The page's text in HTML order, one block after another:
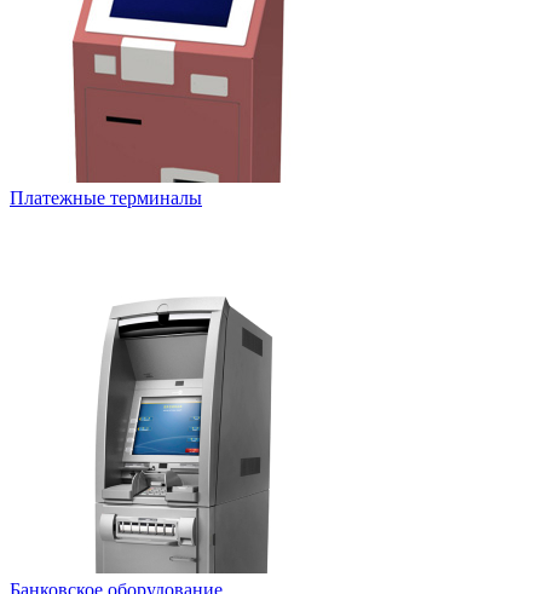
Платежные терминалы
Банковское оборудование